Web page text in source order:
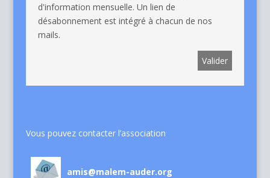
d'information mensuelle. Un lien de
désabonnement est intégré à chacun de nos
mails.
Vous pouvez contacter l’association
amis@malem-auder.org